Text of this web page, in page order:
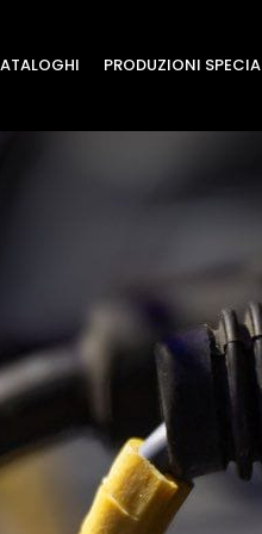
PRODUZIONI